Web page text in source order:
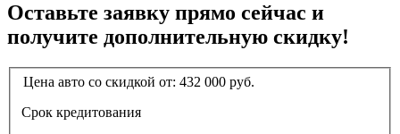
Оставьте заявку прямо сейчас и
получите дополнительную скидку!
Цена авто со скидкой от: 432 000 руб.
Срок кредитования